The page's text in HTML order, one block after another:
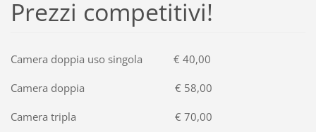
Prezzi competitivi!
Camera doppia uso singola € 40,00
Camera doppia € 58,00
Camera tripla € 70,00